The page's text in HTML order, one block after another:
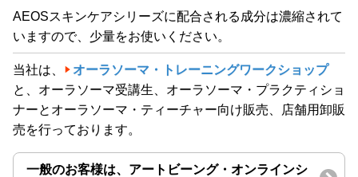
AEOSスキンケアシリーズに配合される成分は濃縮されて
いますので、少量をお使いください。
当社は、
オーラソーマ・トレーニングワークショップ
と、オーラソーマ受講生、オーラソーマ・プラクティショ
ナーとオーラソーマ・ティーチャー向け販売、店舗用卸販
売を行っております。
一般のお客様は、アートビーング・オンラインシ